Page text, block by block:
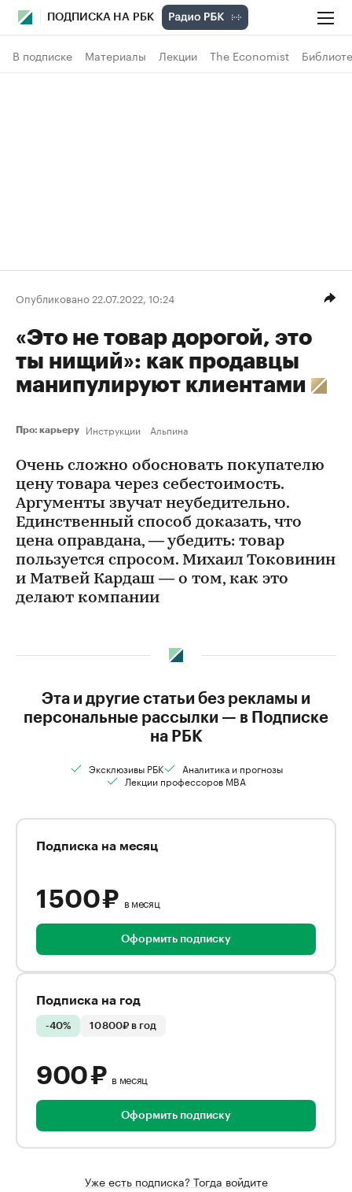
ПОДПИСКА НА РБК
В подписке Материалы Лекции The Economist
Опубликовано 22.07.2022, 10:24
«Это не товар дорогой, это
ты нищий»: как продавцы
манипулируют клиентами
Про: карьеру Инструкции Альпина
Очень сложно обосновать покупателю
цену товара через себестоимость.
Аргументы звучат неубедительно.
Единственный способ доказать, что
цена оправдана, — убедить: товар
пользуется спросом. Михаил Токовинин
и Матвей Кардаш — о том, как это
делают компании
Эта и другие статьи без рекламы и
персональные рассылки — в Подписке
на РБК
Эксклюзивы РБК
Аналитика и прогнозы
Лекции профессоров MBA
Подписка на месяц
1 500 ₽ в месяц
Оформить подписку
Подписка на год
-40% 10 800₽ в год
900 ₽ в месяц
Оформить подписку
Уже есть подписка? Тогда войдите